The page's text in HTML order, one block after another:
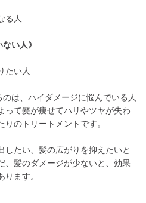
る人
い人》
たい人
は、ハイダメージに悩んでいる人
って髪が痩せてハリやツヤが失わ
のトリートメントです。
したい、髪の広がりを抑えたいと
、髪のダメージが少ないと、効果
ります。